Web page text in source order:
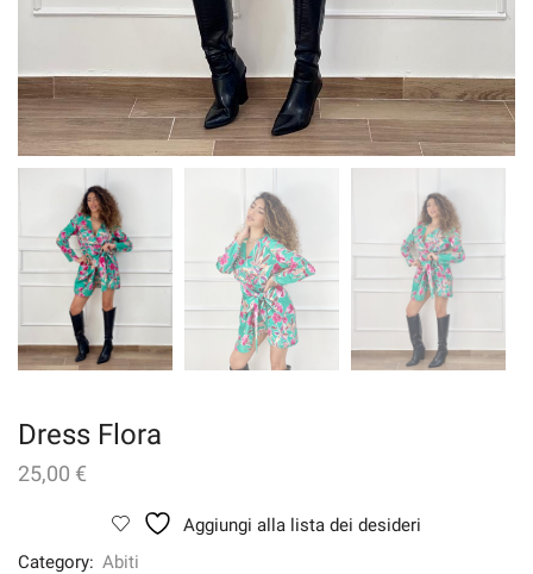
Dress Flora
25,00 €
Aggiungi alla lista dei desideri
Category: Abiti